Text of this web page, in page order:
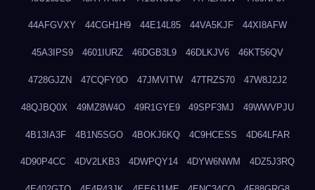
44AFGVXY 44CGH1H9 44E14L85 44VA5KJF 44XI8AFW
45A3IPS9 4601IURZ 46DGB3L9 46DLKJV6 46KT56QV
4728GJZN 47CQFY0O 47JMVITW 47TRZS70 47W8J2J2
48QJBQ0X 49MZ8W4O 49R1GYE9 49SPF3MJ 49WWVPJU
4B13IA3F 4B1N5SGO 4BOKJ6KQ 4C9HCESS 4D64LFAR
4D90P4CC 4DV2LKB3 4DWPQY14 4DYW6NWM 4DZ5J3RQ